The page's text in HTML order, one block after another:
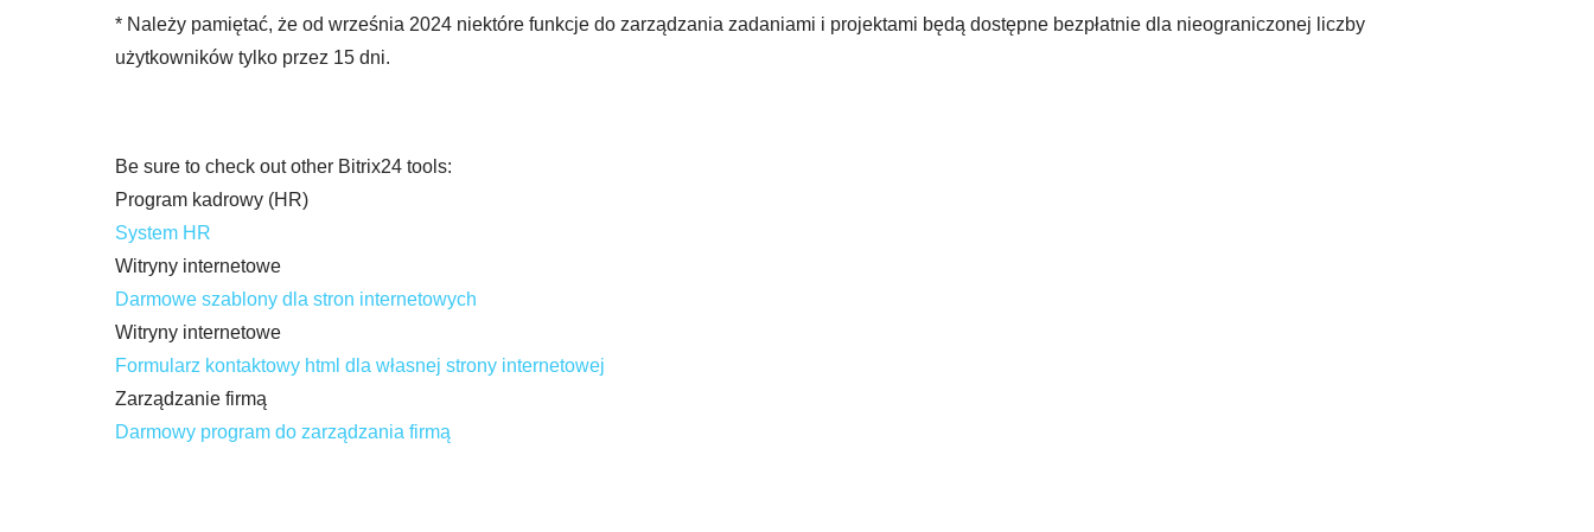
* Należy pamiętać, że od września 2024 niektóre funkcje do zarządzania zadaniami i projektami będą dostępne bezpłatnie dla nieograniczonej liczby
użytkowników tylko przez 15 dni.
Be sure to check out other Bitrix24 tools:
Program kadrowy (HR)
System HR
Witryny internetowe
Darmowe szablony dla stron internetowych
Witryny internetowe
Formularz kontaktowy html dla własnej strony internetowej
Zarządzanie firmą
Darmowy program do zarządzania firmą